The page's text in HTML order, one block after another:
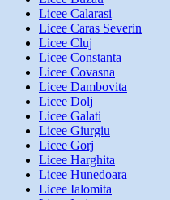
Licee Calarasi
Licee Caras Severin
Licee Cluj
Licee Constanta
Licee Covasna
Licee Dambovita
Licee Dolj
Licee Galati
Licee Giurgiu
Licee Gorj
Licee Harghita
Licee Hunedoara
Licee Ialomita